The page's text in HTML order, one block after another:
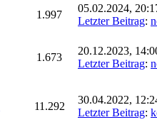
1.997
05.02.2024,
Letzter Beitrag:
1.673
20.12.2023,
Letzter Beitrag:
11.292
30.04.2022,
Letzter Beitrag: